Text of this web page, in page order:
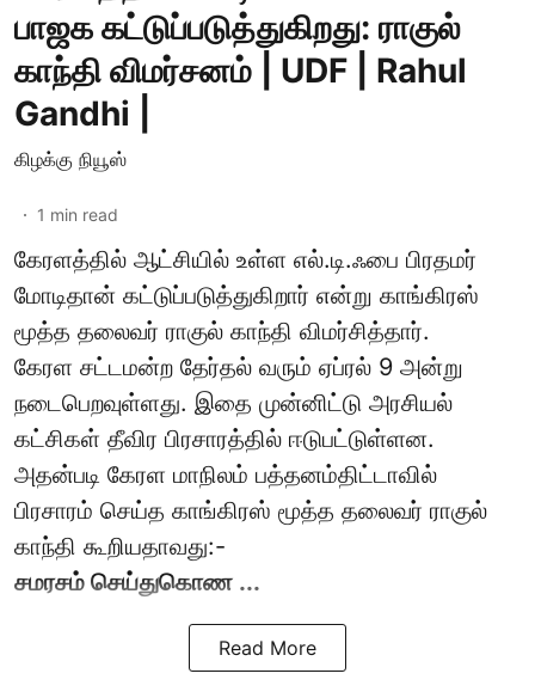
பாஜக கட்டுப்படுத்துகிறது: ராகுல்
காந்தி விமர்சனம் | UDF | Rahul
Gandhi |
கிழக்கு நியூஸ்
1 min read
கேரளத்தில் ஆட்சியில் உள்ள எல்.டி.ஃபை பிரதமர்
மோடிதான் கட்டுப்படுத்துகிறார் என்று காங்கிரஸ்
மூத்த தலைவர் ராகுல் காந்தி விமர்சித்தார்.
கேரள சட்டமன்ற தேர்தல் வரும் ஏப்ரல் 9 அன்று
நடைபெறவுள்ளது. இதை முன்னிட்டு அரசியல்
கட்சிகள் தீவிர பிரசாரத்தில் ஈடுபட்டுள்ளன.
அதன்படி கேரள மாநிலம் பத்தனம்திட்டாவில்
பிரசாரம் செய்த காங்கிரஸ் மூத்த தலைவர் ராகுல்
காந்தி கூறியதாவது:-
சமரசம் செய்துகொண ...
Read More